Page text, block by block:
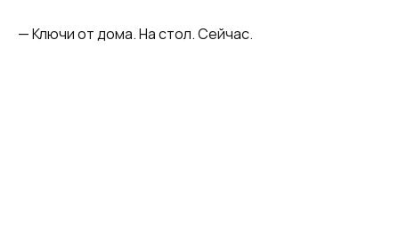
— Ключи от дома. На стол. Сейчас.